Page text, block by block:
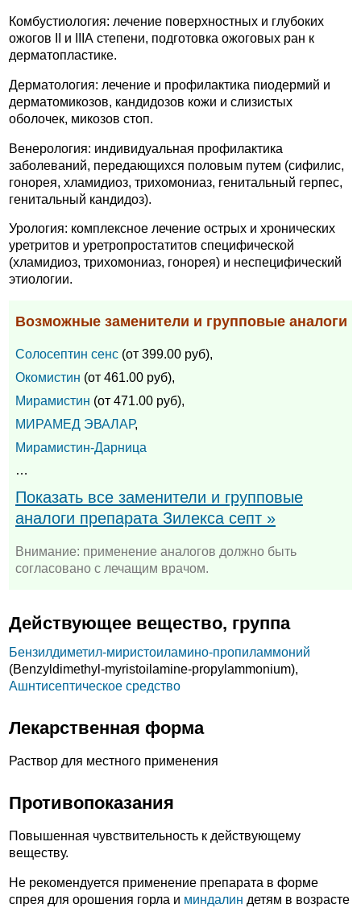
Комбустиология: лечение поверхностных и глубоких
ожогов II и IIIА степени, подготовка ожоговых ран к
дерматопластике.
Дерматология: лечение и профилактика пиодермий и
дерматомикозов, кандидозов кожи и слизистых
оболочек, микозов стоп.
Венерология: индивидуальная профилактика
заболеваний, передающихся половым путем (сифилис,
гонорея, хламидиоз, трихомониаз, генитальный герпес,
генитальный кандидоз).
Урология: комплексное лечение острых и хронических
уретритов и уретропростатитов специфической
(хламидиоз, трихомониаз, гонорея) и неспецифический
этиологии.
Возможные заменители и групповые аналоги
Солосептин сенс (от 399.00 руб),
Окомистин (от 461.00 руб),
Мирамистин (от 471.00 руб),
МИРАМЕД ЭВАЛАР,
Мирамистин-Дарница
…
Показать все заменители и групповые
аналоги препарата Зилекса септ »
Внимание: применение аналогов должно быть
согласовано с лечащим врачом.
Действующее вещество, группа
Бензилдиметил-миристоиламино-пропиламмоний
(Benzyldimethyl-myristoilamine-propylammonium),
Ашнтисептическое средство
Лекарственная форма
Раствор для местного применения
Противопоказания
Повышенная чувствительность к действующему
веществу.
Не рекомендуется применение препарата в форме
спрея для орошения горла и миндалин детям в возрасте